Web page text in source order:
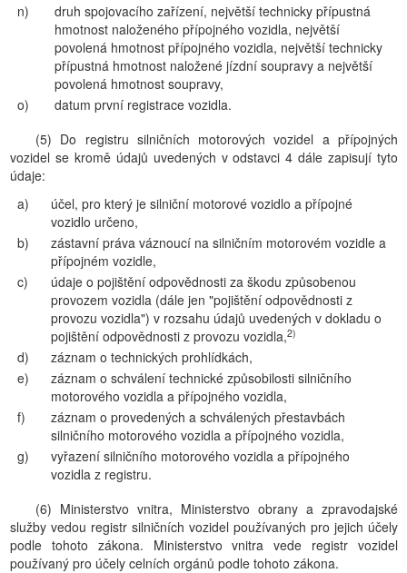
n)
druh spojovacího zařízení, největší technicky přípustná
hmotnost naloženého přípojného vozidla, největší
povolená hmotnost přípojného vozidla, největší technicky
přípustná hmotnost naložené jízdní soupravy a největší
povolená hmotnost soupravy,
o)
datum první registrace vozidla.
(5) Do registru silničních motorových vozidel a přípojných
vozidel se kromě údajů uvedených v odstavci 4 dále zapisují tyto
údaje:
a)
účel, pro který je silniční motorové vozidlo a přípojné
vozidlo určeno,
b)
zástavní práva váznoucí na silničním motorovém vozidle a
přípojném vozidle,
c)
údaje o pojištění odpovědnosti za škodu způsobenou
provozem vozidla (dále jen "pojištění odpovědnosti z
provozu vozidla") v rozsahu údajů uvedených v dokladu o
pojištění odpovědnosti z provozu vozidla,2)
d)
záznam o technických prohlídkách,
e)
záznam o schválení technické způsobilosti silničního
motorového vozidla a přípojného vozidla,
f)
záznam o provedených a schválených přestavbách
silničního motorového vozidla a přípojného vozidla,
g)
vyřazení silničního motorového vozidla a přípojného
vozidla z registru.
(6) Ministerstvo vnitra, Ministerstvo obrany a zpravodajské
služby vedou registr silničních vozidel používaných pro jejich účely
podle tohoto zákona. Ministerstvo vnitra vede registr vozidel
používaný pro účely celních orgánů podle tohoto zákona.